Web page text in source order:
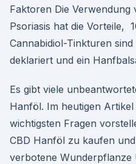
Faktoren Die Verwendung
Psoriasis hat die Vorteile,
Cannabidiol-Tinkturen
deklariert und ein
Es gibt viele
Hanföl. Im heutigen
wichtigsten Fragen
CBD Hanföl zu kaufen
verbotene Wunderpflanze